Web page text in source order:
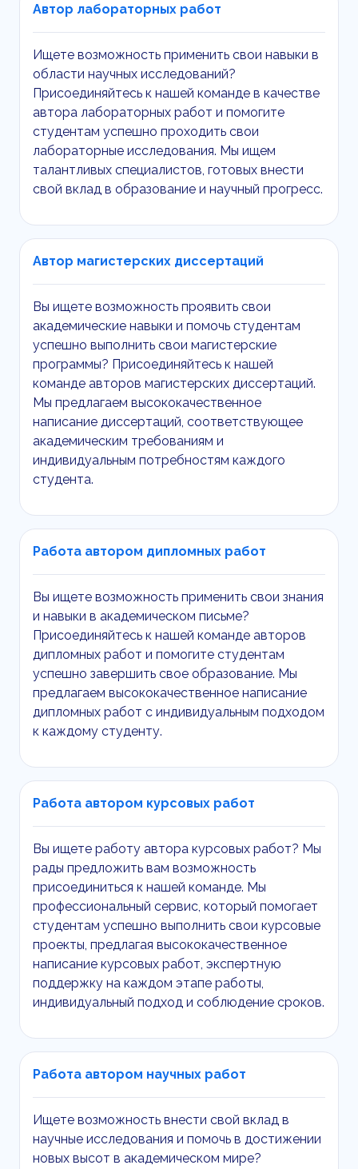
Автор лабораторных работ
Ищете возможность применить свои навыки в
области научных исследований?
Присоединяйтесь к нашей команде в качестве
автора лабораторных работ и помогите
студентам успешно проходить свои
лабораторные исследования. Мы ищем
талантливых специалистов, готовых внести
свой вклад в образование и научный прогресс.
Автор магистерских диссертаций
Вы ищете возможность проявить свои
академические навыки и помочь студентам
успешно выполнить свои магистерские
программы? Присоединяйтесь к нашей
команде авторов магистерских диссертаций.
Мы предлагаем высококачественное
написание диссертаций, соответствующее
академическим требованиям и
индивидуальным потребностям каждого
студента.
Работа автором дипломных работ
Вы ищете возможность применить свои знания
и навыки в академическом письме?
Присоединяйтесь к нашей команде авторов
дипломных работ и помогите студентам
успешно завершить свое образование. Мы
предлагаем высококачественное написание
дипломных работ с индивидуальным подходом
к каждому студенту.
Работа автором курсовых работ
Вы ищете работу автора курсовых работ? Мы
рады предложить вам возможность
присоединиться к нашей команде. Мы
профессиональный сервис, который помогает
студентам успешно выполнить свои курсовые
проекты, предлагая высококачественное
написание курсовых работ, экспертную
поддержку на каждом этапе работы,
индивидуальный подход и соблюдение сроков.
Работа автором научных работ
Ищете возможность внести свой вклад в
научные исследования и помочь в достижении
новых высот в академическом мире?